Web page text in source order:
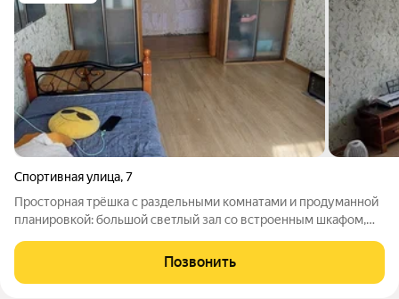
Спортивная улица,7
Просторная трёшка с раздельными комнатами и продуманной
планировкой: большой светлый зал со встроенным шкафом,
двоих повернуться». Балкон и лоджия объединены с
Позвонить